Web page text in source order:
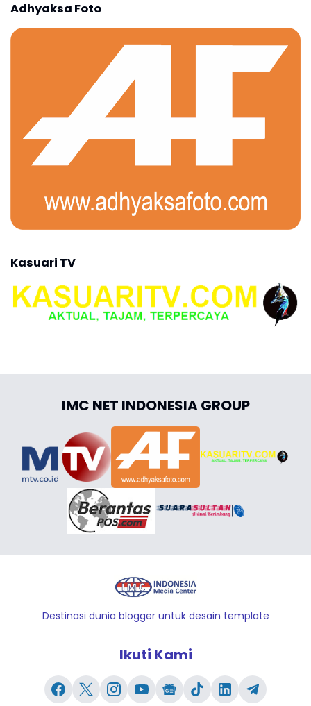
Adhyaksa Foto
Kasuari TV
IMC NET INDONESIA GROUP
Destinasi dunia blogger untuk desain template
Ikuti Kami